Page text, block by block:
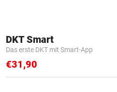
DKT Smart
Das erste DKT mit Smart-App
€31,90